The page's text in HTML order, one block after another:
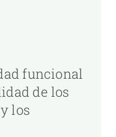
funcional
de los
los